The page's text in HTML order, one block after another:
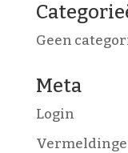
Geen
Meta
Login